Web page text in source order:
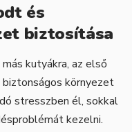
és
biztosítása
kutyákra, az első
környezet
stresszben él, sokkal
kezelni.